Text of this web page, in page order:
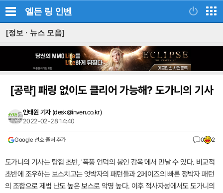
엘든 링 인벤
[정보 · 뉴스 모음]
[공략]패링 없이도 클리어 가능해? 도가니의 기사
안태원 기자 (desk@inven.co.kr)
2022-02-28 14:40
Google 선호 출처 추가 0 2
도가니의 기사는 탐험 초반, '폭풍 언덕의 봉인 감옥'에서 만날 수 있다. 비교적
초반에 조우하는 보스치고는 엇박자의 패턴들과 2페이즈의 빠른 정박자 패턴
의 조합으로 제법 난도 높은 보스로 악명 높다. 이후 적사자성에서도 도가니의